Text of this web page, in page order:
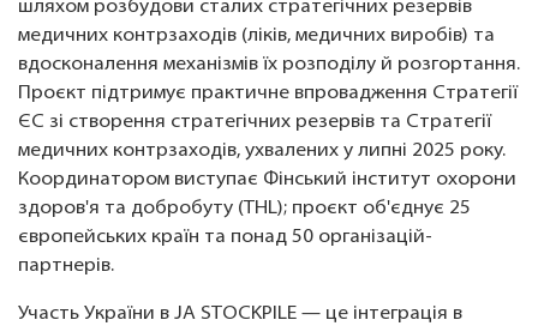
шляхом розбудови сталих стратегічних резервів
медичних контрзаходів (ліків, медичних виробів) та
вдосконалення механізмів їх розподілу й розгортання.
Проєкт підтримує практичне впровадження Стратегії
ЄС зі створення стратегічних резервів та Стратегії
медичних контрзаходів, ухвалених у липні 2025 року.
Координатором виступає Фінський інститут охорони
здоров'я та добробуту (THL); проєкт об'єднує 25
європейських країн та понад 50 організацій-
партнерів.
Участь України в JA STOCKPILE — це інтеграція в